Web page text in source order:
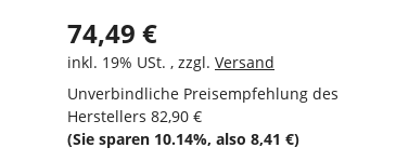
74,49 €
inkl. 19% USt. , zzgl. Versand
Unverbindliche Preisempfehlung des
Herstellers 82,90 €
(Sie sparen 10.14%, also 8,41 €)